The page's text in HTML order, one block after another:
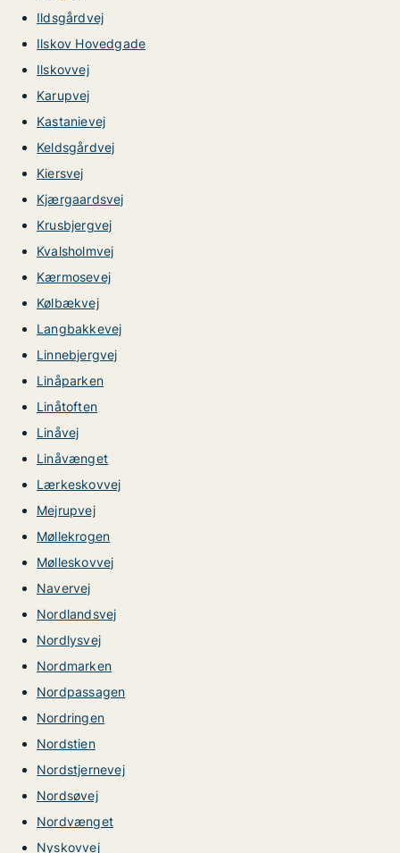
Ildsgårdvej
Ilskov Hovedgade
Ilskovvej
Karupvej
Kastanievej
Keldsgårdvej
Kiersvej
Kjærgaardsvej
Krusbjergvej
Kvalsholmvej
Kærmosevej
Kølbækvej
Langbakkevej
Linnebjergvej
Linåparken
Linåtoften
Linåvej
Linåvænget
Lærkeskovvej
Mejrupvej
Møllekrogen
Mølleskovvej
Navervej
Nordlandsvej
Nordlysvej
Nordmarken
Nordpassagen
Nordringen
Nordstien
Nordstjernevej
Nordsøvej
Nordvænget
Nyskovvej